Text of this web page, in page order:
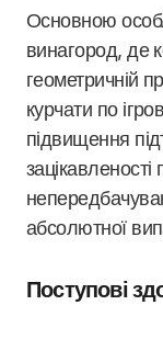
Основною
винагород, де
геометричній
курчати по
підвищення
абсолютної
Поступові